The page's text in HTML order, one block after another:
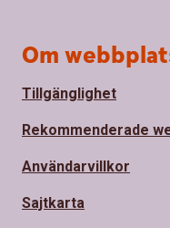
Om
Tillgänglighet
Rekommenderade
Användarvillkor
Sajtkarta